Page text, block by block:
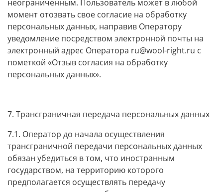
неограниченным. Пользователь может в любой
момент отозвать свое согласие на обработку
персональных данных, направив Оператору
уведомление посредством электронной почты на
электронный адрес Оператора ru@wool-right.ru с
пометкой «Отзыв согласия на обработку
персональных данных».
7. Трансграничная передача персональных данных
7.1. Оператор до начала осуществления
трансграничной передачи персональных данных
обязан убедиться в том, что иностранным
государством, на территорию которого
предполагается осуществлять передачу